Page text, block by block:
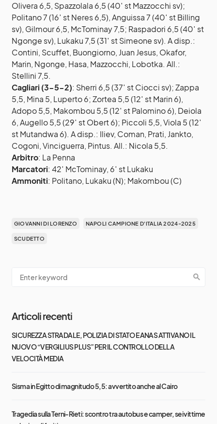
Olivera 6,5, Spazzolala 6,5 (40′ st Mazzocchi sv);
Politano 7 (16′ st Neres 6,5), Anguissa 7 (40′ st Billing
sv), Gilmour 6,5, McTominay 7,5; Raspadori 6,5 (40′ st
Ngonge sv), Lukaku 7,5 (31′ st Simeone sv). A disp.:
Contini, Scuffet, Buongiorno, Juan Jesus, Okafor,
Marin, Ngonge, Hasa, Mazzocchi, Lobotka. All.:
Stellini 7,5.
Cagliari (3-5-2): Sherri 6,5 (37′ st Ciocci sv); Zappa
5,5, Mina 5, Luperto 6; Zortea 5,5 (12′ st Marin 6),
Adopo 5,5, Makombou 5,5 (12′ st Palomino 6), Deiola
6, Augello 5,5 (29′ st Obert 6); Piccoli 5,5, Viola 5 (12′
st Mutandwa 6). A disp.: Iliev, Coman, Prati, Jankto,
Cogoni, Vinciguerra, Pintus. All.: Nicola 5,5.
Arbitro: La Penna
Marcatori: 42′ McTominay, 6′ st Lukaku
Ammoniti: Politano, Lukaku (N); Makombou (C)
GIOVANNI DI LORENZO NAPOLI CAMPIONE D'ITALIA 2024-2025
SCUDETTO
Articoli recenti
SICUREZZA STRADALE, POLIZIA DI STATO E ANAS ATTIVANO IL
NUOVO “VERGILIUS PLUS” PER IL CONTROLLO DELLA
VELOCITÀ MEDIA
Sisma in Egitto di magnitudo 5,5: avvertito anche al Cairo
Tragedia sulla Terni-Rieti: scontro tra autobus e camper, sei vittime